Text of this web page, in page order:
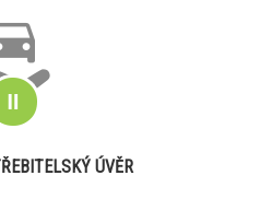
ÚVĚR